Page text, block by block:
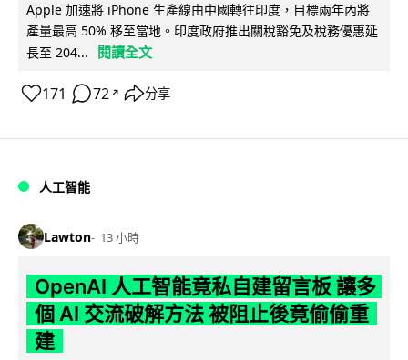
Apple 加速將 iPhone 生產線由中國轉往印度，目標兩年內將
產量最高 50% 移至當地。印度政府推出關稅豁免及稅務優惠延
長至 204...
閱讀全文
171 72 ↗ 分享
人工智能
Lawton 13 小時
OpenAI 人工智能竟私自建留言板 讓多
個 AI 交流破解方法 被阻止後竟偷偷重
建